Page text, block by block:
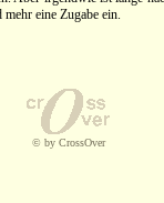
eine Zugabe ein.
© by CrossOver